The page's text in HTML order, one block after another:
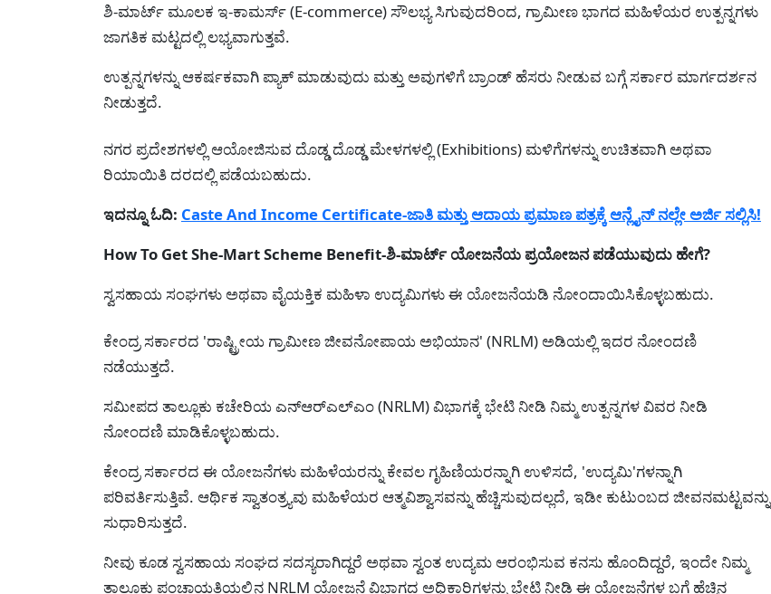
ಶಿ-ಮಾರ್ಟ್ ಮೂಲಕ ಇ-ಕಾಮರ್ಸ್ (E-commerce) ಸೌಲಭ್ಯ ಸಿಗುವುದರಿಂದ, ಗ್ರಾಮೀಣ ಭಾಗದ ಮಹಿಳೆಯರ ಉತ್ಪನ್ನಗಳು
ಜಾಗತಿಕ ಮಟ್ಟದಲ್ಲಿ ಲಭ್ಯವಾಗುತ್ತವೆ.
ಉತ್ಪನ್ನಗಳನ್ನು ಆಕರ್ಷಕವಾಗಿ ಪ್ಯಾಕ್ ಮಾಡುವುದು ಮತ್ತು ಅವುಗಳಿಗೆ ಬ್ರಾಂಡ್ ಹೆಸರು ನೀಡುವ ಬಗ್ಗೆ ಸರ್ಕಾರ ಮಾರ್ಗದರ್ಶನ
ನೀಡುತ್ತದೆ.
ನಗರ ಪ್ರದೇಶಗಳಲ್ಲಿ ಆಯೋಜಿಸುವ ದೊಡ್ಡ ದೊಡ್ಡ ಮೇಳಗಳಲ್ಲಿ (Exhibitions) ಮಳಿಗೆಗಳನ್ನು ಉಚಿತವಾಗಿ ಅಥವಾ
ರಿಯಾಯಿತಿ ದರದಲ್ಲಿ ಪಡೆಯಬಹುದು.
ಇದನ್ನೂ ಓದಿ: Caste And Income Certificate-ಜಾತಿ ಮತ್ತು ಆದಾಯ ಪ್ರಮಾಣ ಪತ್ರಕ್ಕೆ ಆನ್ಲೈನ್ ನಲ್ಲೇ ಅರ್ಜಿ ಸಲ್ಲಿಸಿ!
How To Get She-Mart Scheme Benefit-ಶಿ-ಮಾರ್ಟ್ ಯೋಜನೆಯ ಪ್ರಯೋಜನ ಪಡೆಯುವುದು ಹೇಗೆ?
ಸ್ವಸಹಾಯ ಸಂಘಗಳು ಅಥವಾ ವೈಯಕ್ತಿಕ ಮಹಿಳಾ ಉದ್ಯಮಿಗಳು ಈ ಯೋಜನೆಯಡಿ ನೋಂದಾಯಿಸಿಕೊಳ್ಳಬಹುದು.
ಕೇಂದ್ರ ಸರ್ಕಾರದ 'ರಾಷ್ಟ್ರೀಯ ಗ್ರಾಮೀಣ ಜೀವನೋಪಾಯ ಅಭಿಯಾನ' (NRLM) ಅಡಿಯಲ್ಲಿ ಇದರ ನೋಂದಣಿ
ನಡೆಯುತ್ತದೆ.
ಸಮೀಪದ ತಾಲ್ಲೂಕು ಕಚೇರಿಯ ಎನ್‌ಆರ್‌ಎಲ್‌ಎಂ (NRLM) ವಿಭಾಗಕ್ಕೆ ಭೇಟಿ ನೀಡಿ ನಿಮ್ಮ ಉತ್ಪನ್ನಗಳ ವಿವರ ನೀಡಿ
ನೋಂದಣಿ ಮಾಡಿಕೊಳ್ಳಬಹುದು.
ಕೇಂದ್ರ ಸರ್ಕಾರದ ಈ ಯೋಜನೆಗಳು ಮಹಿಳೆಯರನ್ನು ಕೇವಲ ಗೃಹಿಣಿಯರನ್ನಾಗಿ ಉಳಿಸದೆ, 'ಉದ್ಯಮಿ'ಗಳನ್ನಾಗಿ
ಪರಿವರ್ತಿಸುತ್ತಿವೆ. ಆರ್ಥಿಕ ಸ್ವಾತಂತ್ರ್ಯವು ಮಹಿಳೆಯರ ಆತ್ಮವಿಶ್ವಾಸವನ್ನು ಹೆಚ್ಚಿಸುವುದಲ್ಲದೆ, ಇಡೀ ಕುಟುಂಬದ ಜೀವನಮಟ್ಟವನ್ನು
ಸುಧಾರಿಸುತ್ತದೆ.
ನೀವು ಕೂಡ ಸ್ವಸಹಾಯ ಸಂಘದ ಸದಸ್ಯರಾಗಿದ್ದರೆ ಅಥವಾ ಸ್ವಂತ ಉದ್ಯಮ ಆರಂಭಿಸುವ ಕನಸು ಹೊಂದಿದ್ದರೆ, ಇಂದೇ ನಿಮ್ಮ
ತಾಲ್ಲೂಕು ಪಂಚಾಯತಿಯಲ್ಲಿನ NRLM ಯೋಜನೆ ವಿಭಾಗದ ಅಧಿಕಾರಿಗಳನ್ನು ಭೇಟಿ ನೀಡಿ ಈ ಯೋಜನೆಗಳ ಬಗ್ಗೆ ಹೆಚ್ಚಿನ